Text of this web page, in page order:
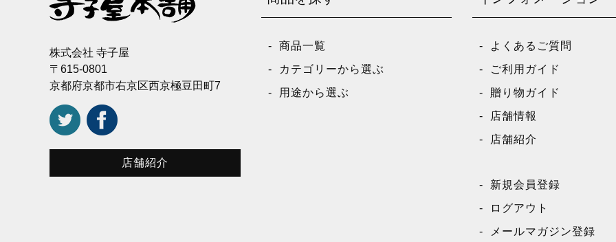
株式会社 寺子屋
〒615-0801
京都府京都市右京区西京極豆田町7
店舗紹介
商品一覧
カテゴリーから選ぶ
用途から選ぶ
よくあるご質問
ご利用ガイド
贈り物ガイド
店舗情報
店舗紹介
新規会員登録
ログアウト
メールマガジン登録